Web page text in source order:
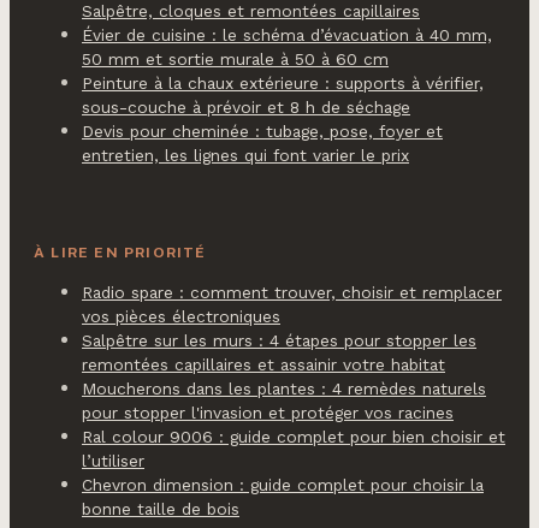
Salpêtre, cloques et remontées capillaires
Évier de cuisine : le schéma d’évacuation à 40 mm,
50 mm et sortie murale à 50 à 60 cm
Peinture à la chaux extérieure : supports à vérifier,
sous-couche à prévoir et 8 h de séchage
Devis pour cheminée : tubage, pose, foyer et
entretien, les lignes qui font varier le prix
À LIRE EN PRIORITÉ
Radio spare : comment trouver, choisir et remplacer
vos pièces électroniques
Salpêtre sur les murs : 4 étapes pour stopper les
remontées capillaires et assainir votre habitat
Moucherons dans les plantes : 4 remèdes naturels
pour stopper l'invasion et protéger vos racines
Ral colour 9006 : guide complet pour bien choisir et
l’utiliser
Chevron dimension : guide complet pour choisir la
bonne taille de bois